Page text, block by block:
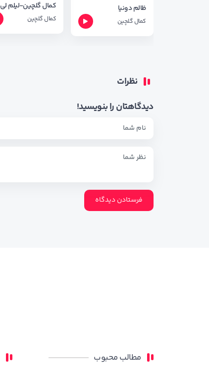
ظالم دونیا
کمال گلچین
کمال گلچین-لیلم لی
کمال گلچین
نظرات
دیدگاهتان را بنویسید!
مطالب محبوب